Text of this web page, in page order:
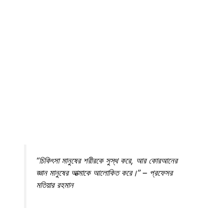
“চিকিৎসা মানুষের শরীরকে সুস্থ করে, আর কোরআনের
জ্ঞান মানুষের আত্মাকে আলোকিত করে।” – প্রফেসর
মতিয়ার রহমান